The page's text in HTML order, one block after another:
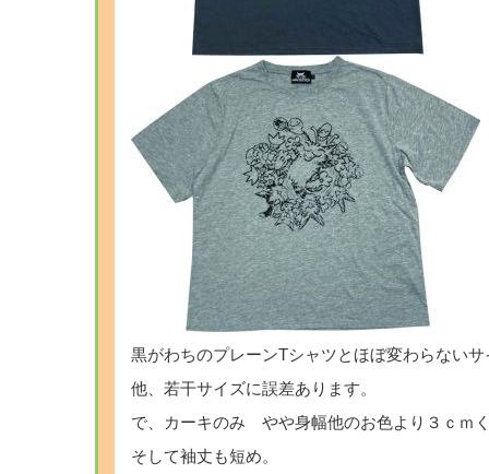
黒がわちのプレーンTシャツとほぼ変わらないサ
他、若干サイズに誤差あります。
で、カーキのみ やや身幅他のお色より３ｃｍ
そして袖丈も短め。